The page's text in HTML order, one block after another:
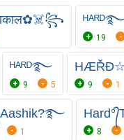
19
ᴴᴬᴿᴰ࿐
9 5 9 1
1 8